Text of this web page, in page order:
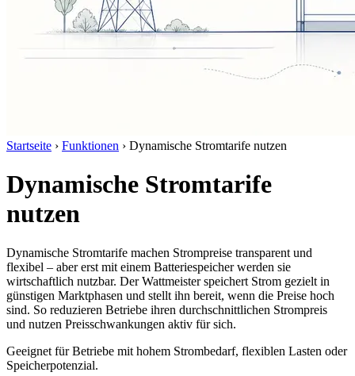
Startseite › Funktionen › Dynamische Stromtarife nutzen
Dynamische Stromtarife
nutzen
Dynamische Stromtarife machen Strompreise transparent und
flexibel – aber erst mit einem Batteriespeicher werden sie
wirtschaftlich nutzbar. Der Wattmeister speichert Strom gezielt in
günstigen Marktphasen und stellt ihn bereit, wenn die Preise hoch
sind. So reduzieren Betriebe ihren durchschnittlichen Strompreis
und nutzen Preisschwankungen aktiv für sich.
Geeignet für Betriebe mit hohem Strombedarf, flexiblen Lasten oder
Speicherpotenzial.